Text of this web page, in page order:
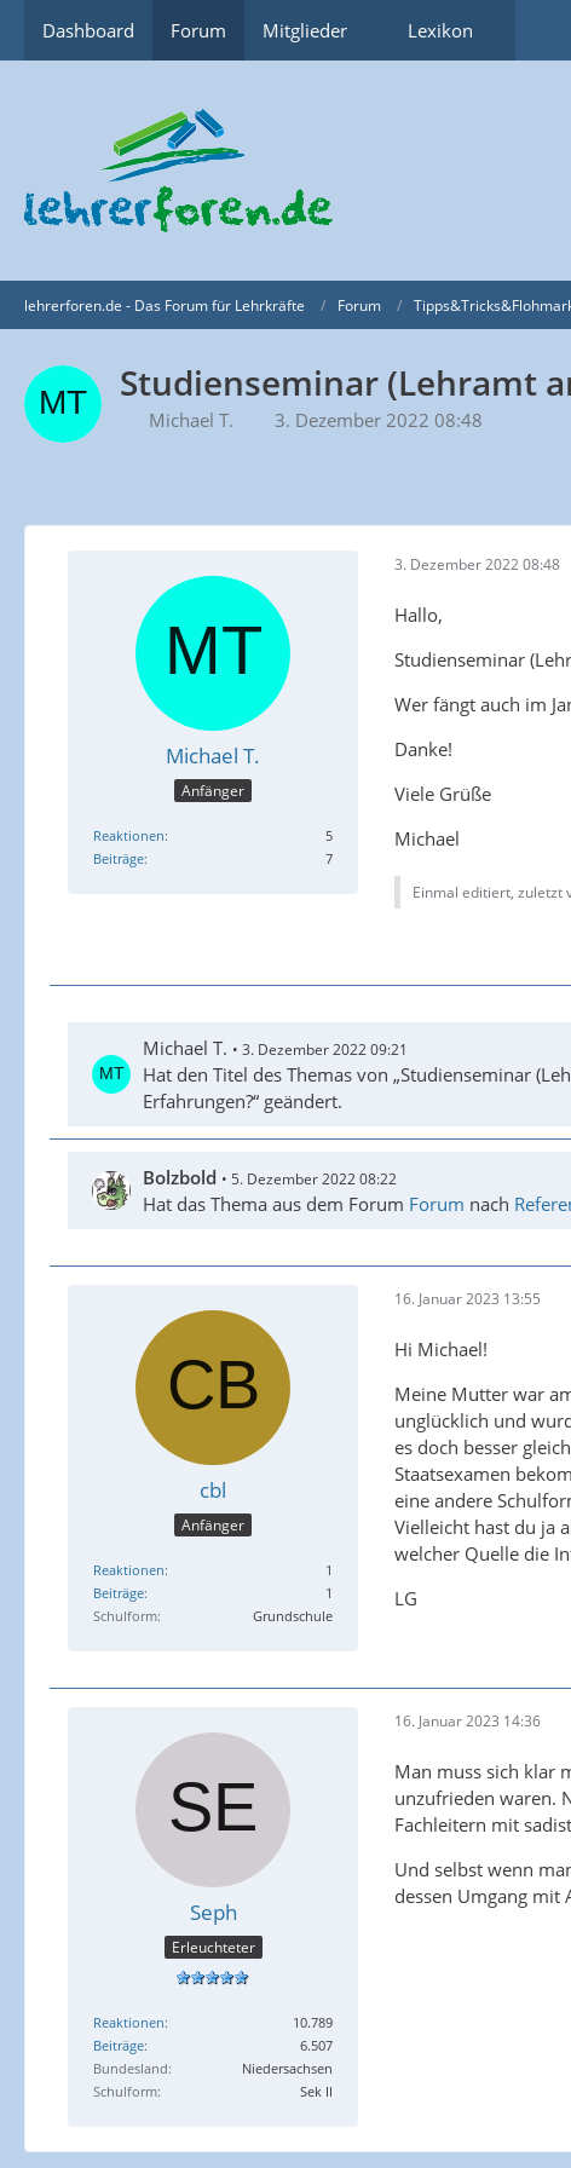
Dashboard Forum Mitglieder Lexikon
lehrerforen.de - Das Forum für Lehrkräfte Forum
Studienseminar (Lehramt
Michael T. 3. Dezember 2022 08:48
Michael T.
Anfänger
Reaktionen
5
Beiträge
7
3. Dezember 2022 08:48
Hallo,
Studienseminar
Wer fängt auch im
Danke!
Viele Grüße
Michael
Einmal editiert, zuletzt
Michael T. 3. Dezember 2022 09:21
Hat den Titel des Themas von „Studienseminar
Erfahrungen?“ geändert.
Bolzbold 5. Dezember 2022 08:22
Hat das Thema aus dem Forum Forum nach
cbl
Anfänger
Reaktionen
1
Beiträge
1
Schulform
Grundschule
16. Januar 2023 13:55
Hi Michael!
Meine Mutter war
unglücklich und
es doch besser
Staatsexamen
eine andere
Vielleicht hast du ja
welcher Quelle die
LG
Seph
Erleuchteter
Reaktionen
10.789
Beiträge
6.507
Bundesland
Niedersachsen
Schulform
Sek II
16. Januar 2023 14:36
Man muss sich klar
unzufrieden waren.
Fachleitern mit
Und selbst wenn
dessen Umgang mit